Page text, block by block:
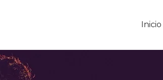
Inicio